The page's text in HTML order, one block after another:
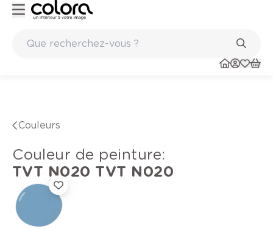
Couleurs
Couleur de peinture:
TVT N020 TVT N020